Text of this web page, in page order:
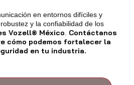
en entornos difíciles y
y la confiabilidad de los
Vozell® México Contáctanos
cómo podemos fortalecer la
en tu industria.